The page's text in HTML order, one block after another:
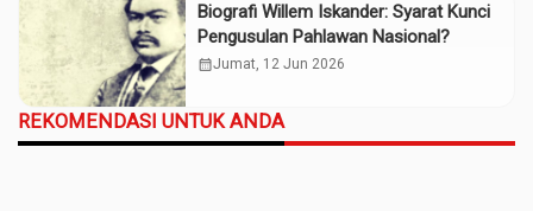
Biografi Willem Iskander: Syarat Kunci
Pengusulan Pahlawan Nasional?
calendar_monthJumat, 12 Jun 2026
REKOMENDASI UNTUK ANDA